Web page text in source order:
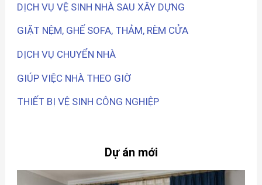
DỊCH VỤ VỆ SINH NHÀ SAU XÂY DỰNG
GIẶT NỆM, GHẾ SOFA, THẢM, RÈM CỬA
DỊCH VỤ CHUYỂN NHÀ
GIÚP VIỆC NHÀ THEO GIỜ
THIẾT BỊ VỆ SINH CÔNG NGHIỆP
Dự án mới